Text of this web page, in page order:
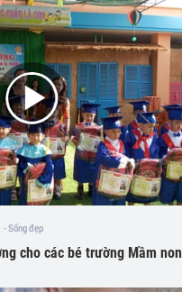
- Sống đẹp
cho các bé trường Mầm non